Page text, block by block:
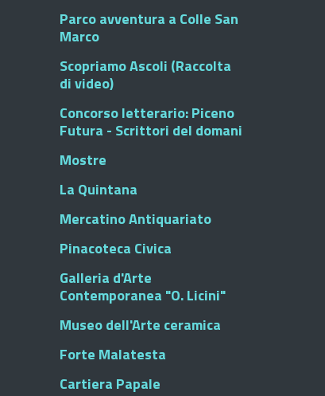
Parco avventura a Colle San
Marco
Scopriamo Ascoli (Raccolta
di video)
Concorso letterario: Piceno
Futura - Scrittori del domani
Mostre
La Quintana
Mercatino Antiquariato
Pinacoteca Civica
Galleria d'Arte
Contemporanea "O. Licini"
Museo dell'Arte ceramica
Forte Malatesta
Cartiera Papale